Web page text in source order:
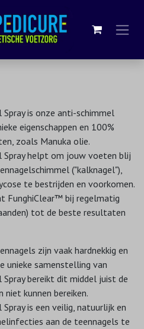
is onze anti-schimmel
eigenschappen en 100%
zoals Manuka olie.
helpt om jouw voeten blij
("kalknagel"),
te bestrijden en voorkomen.
FunghiClear™ bij regelmatig
tot de beste resultaten
zijn vaak hardnekkig en
unieke samenstelling van
bereikt dit middel juist de
niet kunnen bereiken.
is een veilig, natuurlijk en
aan de teennagels te